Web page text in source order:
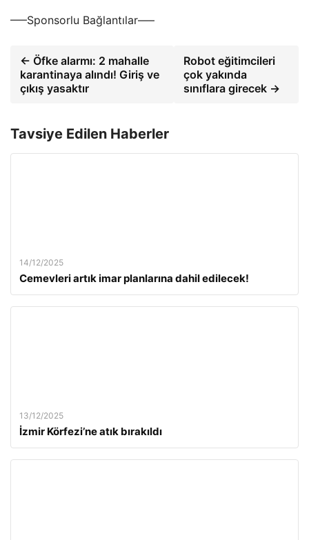
—–Sponsorlu Bağlantılar—–
← Öfke alarmı: 2 mahalle
karantinaya alındı! Giriş ve
çıkış yasaktır
Robot eğitimcileri
çok yakında
sınıflara girecek →
Tavsiye Edilen Haberler
14/12/2025
Cemevleri artık imar planlarına dahil edilecek!
13/12/2025
İzmir Körfezi’ne atık bırakıldı